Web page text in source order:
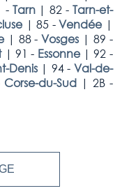
- Tarn | 82 - Tarn-et-
|85 -Vendée |
| 88 -Vosges | 89 -
| 91 - Essonne | 92 -
Denis | 94 - Val-de-
Corse-du-Sud | 2B -